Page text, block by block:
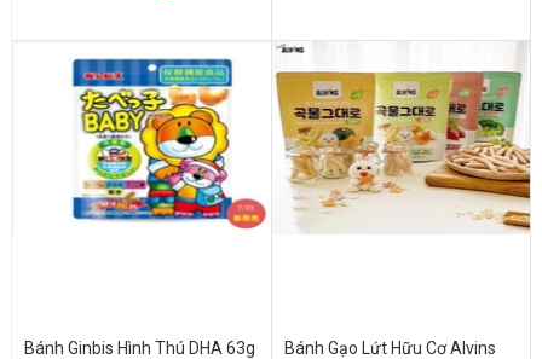
Bánh Ginbis Hình Thú DHA 63g
Bánh Gạo Lứt Hữu Cơ Alvins